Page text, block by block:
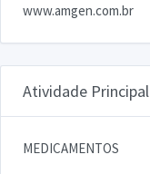
www.amgen.com.br
Atividade Principal
MEDICAMENTOS